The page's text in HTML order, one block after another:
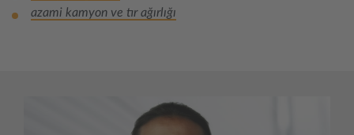
azami kamyon ve tır ağırlığı